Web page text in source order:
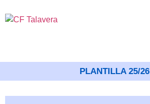
PLANTILLA 25/26